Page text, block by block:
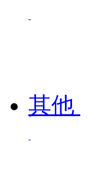
其他